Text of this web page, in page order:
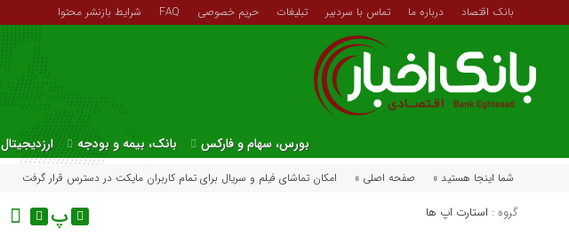
بانک اقتصاد درباره ما تماس با سردبیر تبلیغات حریم خصوصی FAQ شرایط بازنشر محتوا
بورس، سهام و فارکس بانک، بیمه و بودجه ارزدیجیتال
شما اینجا هستید » صفحه اصلی » امکان تماشای فیلم و سریال برای تمام کاربران مایکت در دسترس قرار گرفت
گروه : استارت اپ ها پ